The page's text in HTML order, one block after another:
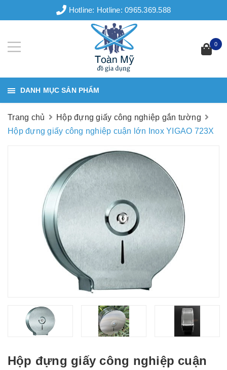
Hotline: Hotline: 0965.369.588
0
DANH MỤC SẢN PHẨM
Trang chủ
Hộp đựng giấy công nghiệp gắn tường
Hộp đựng giấy công nghiệp cuận lớn Inox YIGAO 723X
Hộp đựng giấy công nghiệp cuận